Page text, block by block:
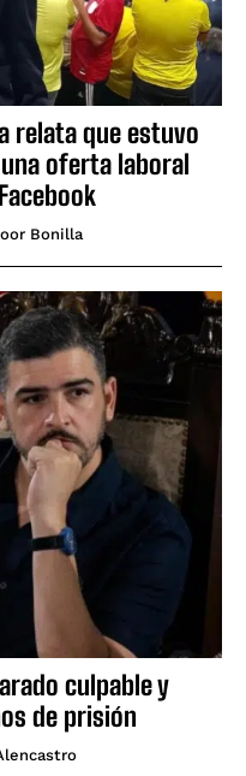
relata que estuvo
oferta laboral
Bonilla
culpable y
de prisión